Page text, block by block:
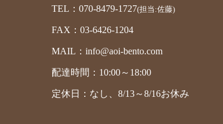
TEL：070-8479-1727(担当:佐藤)
FAX：03-6426-1204
MAIL：info@aoi-bento.com
配達時間：10:00～18:00
定休日：なし、8/13～8/16お休み